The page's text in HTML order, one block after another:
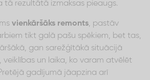
tā rezultātā izmaksas pieaugs.
vienkāršāks remonts, pastāv
tikt galā pašu spēkiem, bet tas,
gan sarežģītākā situācijā
veiklības un laika, ko varam atvēlēt
gadījumā jāapzina arī